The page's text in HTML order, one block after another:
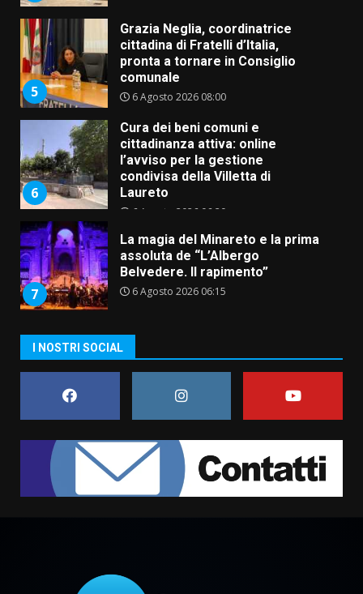
5
Grazia Neglia, coordinatrice
cittadina di Fratelli d’Italia,
pronta a tornare in Consiglio
comunale
6 Agosto 2026 08:00
6
Cura dei beni comuni e
cittadinanza attiva: online
l’avviso per la gestione
condivisa della Villetta di
Laureto
6 Agosto 2026 06:20
7
La magia del Minareto e la prima
assoluta de “L’Albergo
Belvedere. Il rapimento”
6 Agosto 2026 06:15
“I Contestatori: Musica di
Rivoluzione”: nuovo
7 Agosto 2026 06:05
2
US Fasano, Scianaro: “Profonda
amarezza per esclusione dal
campionato di calcio”
7 Agosto 2026 06:00
6 Agosto 2026 18:13
I NOSTRI SOCIAL